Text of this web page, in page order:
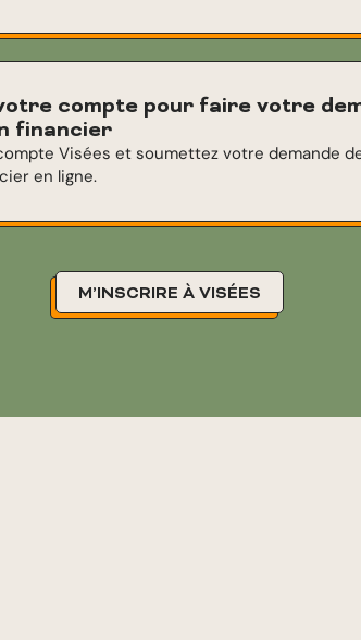
compte pour faire votre
financier
Visées et soumettez votre demande
en ligne.
M’INSCRIRE À VISÉES